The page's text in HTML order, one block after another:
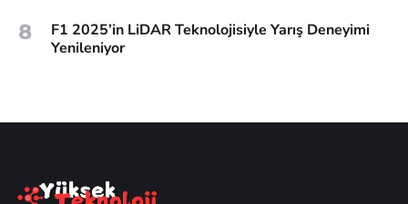
8
F1 2025’in LiDAR Teknolojisiyle Yarış Deneyimi
Yenileniyor